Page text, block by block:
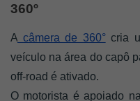
360º
A câmera de 360° cria
veículo na área do capô
off-road é ativado.
O motorista é apoiado